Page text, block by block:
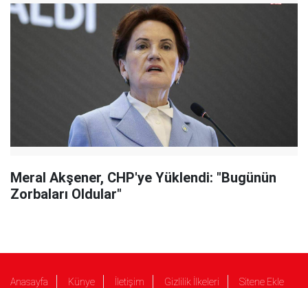
Meral Akşener, CHP'ye Yüklendi: "Bugünün
Zorbaları Oldular"
Anasayfa Künye İletişim Gizlilik İlkeleri Sitene Ekle